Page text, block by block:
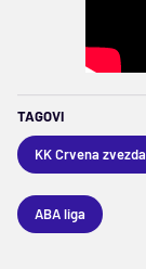
TAGOVI
KK Crvena zvezda
ABA liga